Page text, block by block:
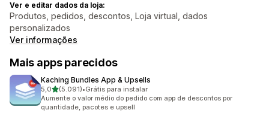
Ver e editar dados da loja:
Produtos, pedidos, descontos, Loja virtual, dados
personalizados
Ver informações
Mais apps parecidos
Kaching Bundles App & Upsells
5,0de 5 estrelas
(5.091)
5091 avaliações ao todo
•Grátis para instalar
Aumente o valor médio do pedido com app de descontos por
quantidade, pacotes e upsell